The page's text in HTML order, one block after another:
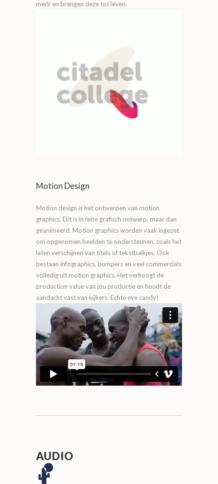
merk en brengen deze tot leven.
Motion Design
Motion design is het ontwerpen van motion
graphics. Dit is in feite grafisch ontwerp, maar dan
geanimeerd. Motion graphics worden vaak ingezet
om opgenomen beelden te ondersteunen, zoals het
laten verschijnen van titels of tekstbalkjes. Ook
bestaan infographics, bumpers en veel commercials
volledig uit motion graphics. Het verhoogt de
production value van jou productie en houdt de
aandacht vast van kijkers. Echte eye candy!
AUDIO